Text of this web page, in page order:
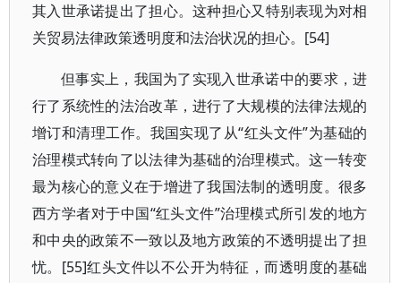
其入世承诺提出了担心。这种担心又特别表现为对相
关贸易法律政策透明度和法治状况的担心。[54]
但事实上，我国为了实现入世承诺中的要求，进
行了系统性的法治改革，进行了大规模的法律法规的
增订和清理工作。我国实现了从“红头文件”为基础的
治理模式转向了以法律为基础的治理模式。这一转变
最为核心的意义在于增进了我国法制的透明度。很多
西方学者对于中国“红头文件”治理模式所引发的地方
和中央的政策不一致以及地方政策的不透明提出了担
忧。[55]红头文件以不公开为特征，而透明度的基础